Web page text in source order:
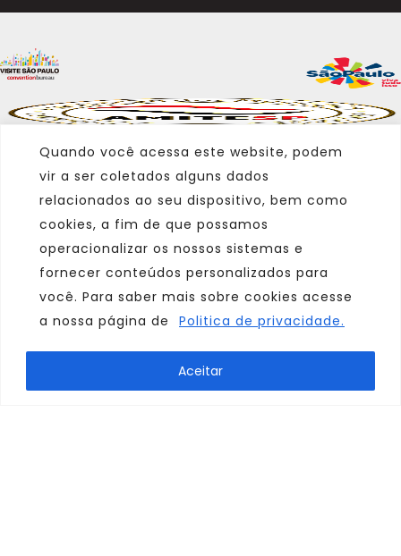
Quando você acessa este website, podem
vir a ser coletados alguns dados
relacionados ao seu dispositivo, bem como
cookies, a fim de que possamos
operacionalizar os nossos sistemas e
fornecer conteúdos personalizados para
você. Para saber mais sobre cookies acesse
a nossa página de
Politica de privacidade.
Aceitar
Parceiro